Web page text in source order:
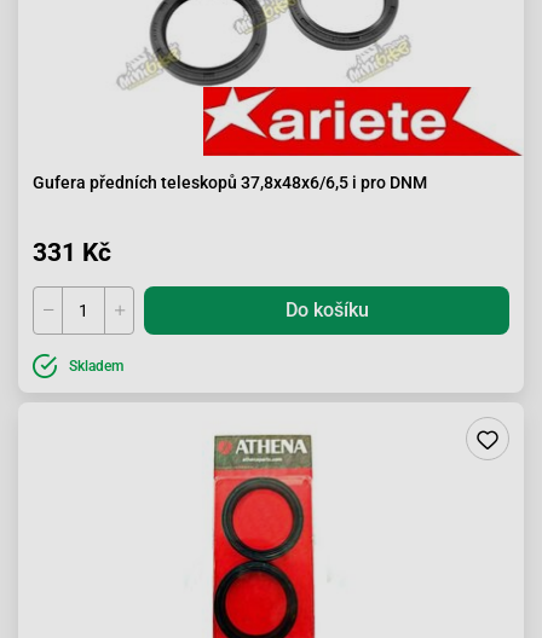
Gufera předních teleskopů 37,8x48x6/6,5 i pro DNM
331 Kč
Do košíku
Skladem